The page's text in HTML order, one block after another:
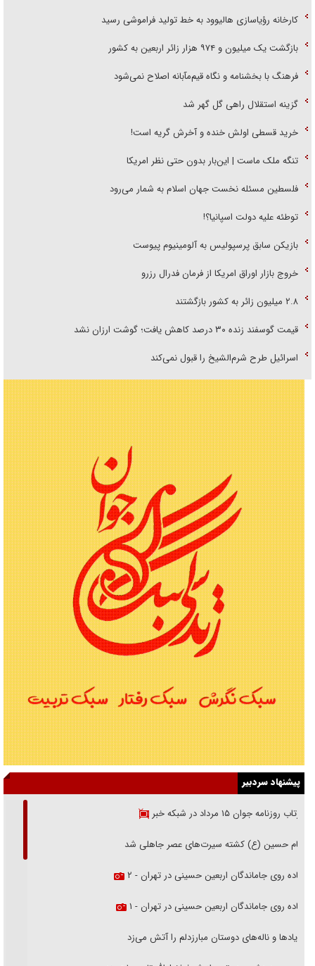
کارخانه رؤیاسازی هالیوود به خط تولید فراموشی رسید
بازگشت یک میلیون و ۹۷۴ هزار زائر اربعین به کشور
فرهنگ با بخشنامه و نگاه قیم‌مآبانه اصلاح نمی‌شود
گزینه استقلال راهی گل گهر شد
خرید قسطی اولش خنده و آخرش گریه است!
تنگه ملک ماست | این‌بار بدون حتی نظر امریکا
فلسطین مسئله نخست جهان اسلام به شمار می‌رود
توطئه علیه دولت اسپانیا؟!
بازیکن سابق پرسپولیس به آلومینیوم پیوست
خروج بازار اوراق امریکا از فرمان فدرال رزرو
۲.۸ میلیون زائر به کشور بازگشتند
قیمت گوسفند زنده ۳۰ درصد کاهش یافت؛ گوشت ارزان نشد
اسرائیل طرح شرم‌الشیخ را قبول نمی‌کند
پیشنهاد سردبیر
بازتاب روزنامه جوان ۱۵ مرداد در شبکه خبر
امام حسین (ع) کشته سیرت‌های عصر جاهلی شد
پیاده روی جاماندگان اربعین حسینی در تهران - ۲
پیاده روی جاماندگان اربعین حسینی در تهران - ۱
فریاد‌ها و ناله‌های دوستان مبارزدلم را آتش می‌زد